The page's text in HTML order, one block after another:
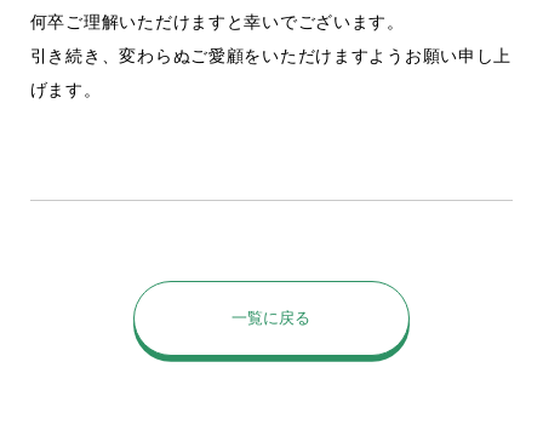
何卒ご理解いただけますと幸いでございます。
引き続き、変わらぬご愛顧をいただけますようお願い申し上
げます。
一覧に戻る